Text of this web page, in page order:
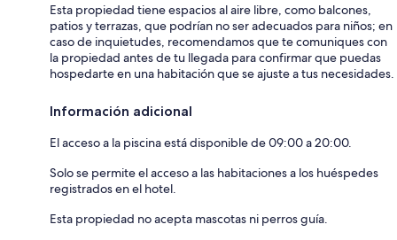
Esta propiedad tiene espacios al aire libre, como balcones,
patios y terrazas, que podrían no ser adecuados para niños; en
caso de inquietudes, recomendamos que te comuniques con
la propiedad antes de tu llegada para confirmar que puedas
hospedarte en una habitación que se ajuste a tus necesidades.
Información adicional
El acceso a la piscina está disponible de 09:00 a 20:00.
Solo se permite el acceso a las habitaciones a los huéspedes
registrados en el hotel.
Esta propiedad no acepta mascotas ni perros guía.